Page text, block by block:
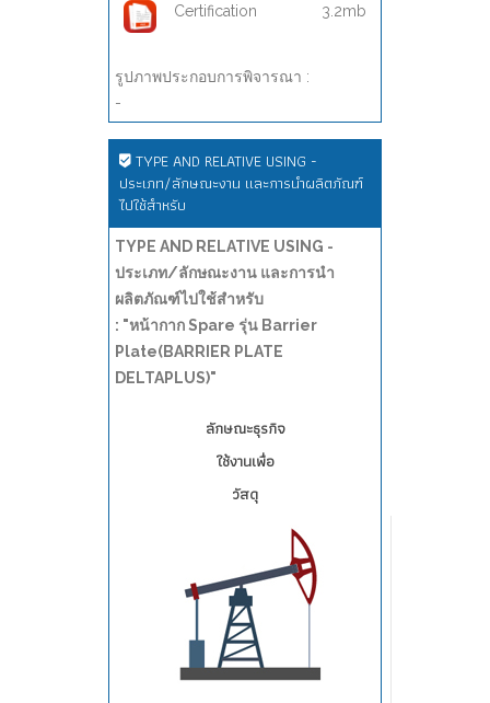
Certification 3.2mb
รูปภาพประกอบการพิจารณา :
-
TYPE AND RELATIVE USING -
ประเภท/ลักษณะงาน และการนำผลิตภัณฑ์
ไปใช้สำหรับ
TYPE AND RELATIVE USING -
ประเภท/ลักษณะงาน และการนำ
ผลิตภัณฑ์ไปใช้สำหรับ
: "หน้ากาก Spare รุ่น Barrier
Plate(BARRIER PLATE
DELTAPLUS)"
ลักษณะธุรกิจ
ใช้งานเพื่อ
วัสดุ